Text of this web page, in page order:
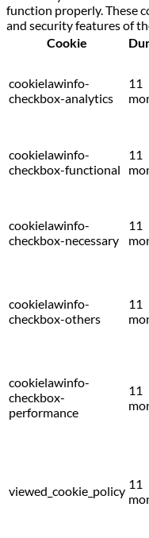
function properly. These
and security features of
Cookie
cookielawinfo-
checkbox-analytics
11
cookielawinfo-
checkbox-functional
11
cookielawinfo-
checkbox-necessary
11
cookielawinfo-
checkbox-others
11
cookielawinfo-
checkbox-
performance
11
viewed_cookie_policy 11